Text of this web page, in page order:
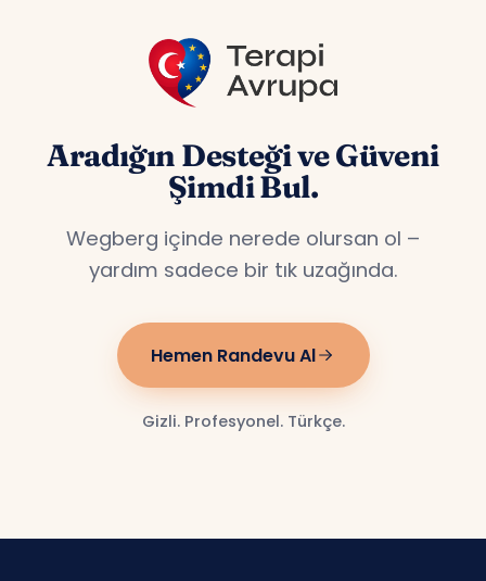
Aradığın Desteği ve Güveni
Şimdi Bul.
Wegberg içinde nerede olursan ol –
yardım sadece bir tık uzağında.
Hemen Randevu Al
Gizli. Profesyonel. Türkçe.